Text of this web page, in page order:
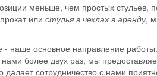
меньше, чем простых стульев,
или стулья в чехлах в аренду,
- наше основное направление
более двух раз, мы
сотрудничество с нами